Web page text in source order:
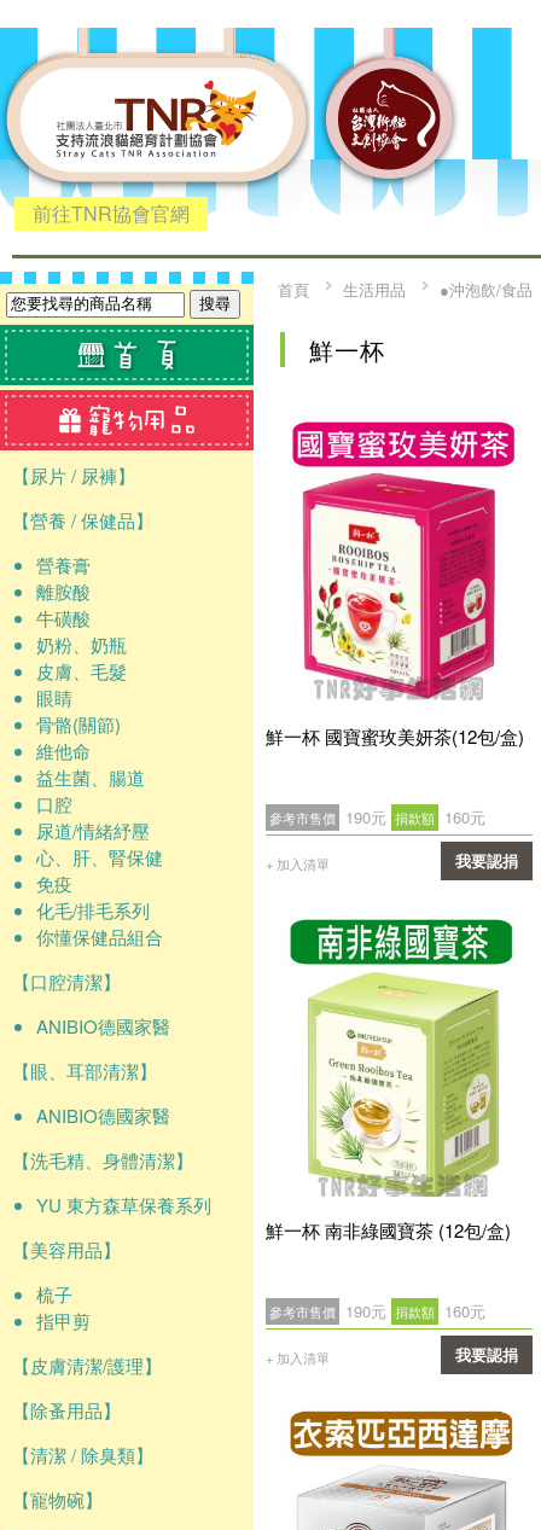
前往TNR協會官網
【尿片 / 尿褲】
【營養 / 保健品】
營養膏
離胺酸
牛磺酸
奶粉、奶瓶
皮膚、毛髮
眼睛
骨骼(關節)
維他命
益生菌、腸道
口腔
尿道/情緒紓壓
心、肝、腎保健
免疫
化毛/排毛系列
你懂保健品組合
【口腔清潔】
ANIBIO德國家醫
【眼、耳部清潔】
ANIBIO德國家醫
【洗毛精、身體清潔】
YU 東方森草保養系列
【美容用品】
梳子
指甲剪
【皮膚清潔/護理】
【除蚤用品】
【清潔 / 除臭類】
【寵物碗】
首頁 生活用品 ●沖泡飲/食品
鮮一杯
鮮一杯 國寶蜜玫美妍茶(12包/盒)
參考市售價 190元 捐款額 160元
+ 加入清單 我要認捐
鮮一杯 南非綠國寶茶 (12包/盒)
參考市售價 190元 捐款額 160元
+ 加入清單 我要認捐